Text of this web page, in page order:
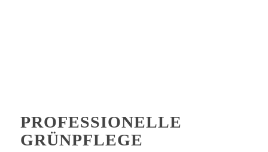
PROFESSIONELLE
GRÜNPFLEGE